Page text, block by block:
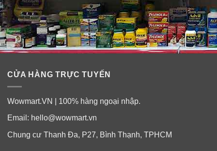
CỬA HÀNG TRỰC TUYẾN
Wowmart.VN | 100% hàng ngoại nhập.
Email: hello@wowmart.vn
Chung cư Thanh Đa, P27, Bình Thạnh, TPHCM